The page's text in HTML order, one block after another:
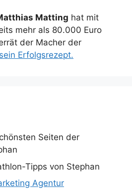
Matting hat mit
mehr als 80.000 Euro
der Macher der
sein Erfolgsrezept.
Seiten der
Tipps von Stephan
Agentur